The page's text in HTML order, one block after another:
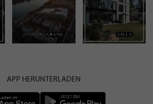
APP HERUNTERLADEN